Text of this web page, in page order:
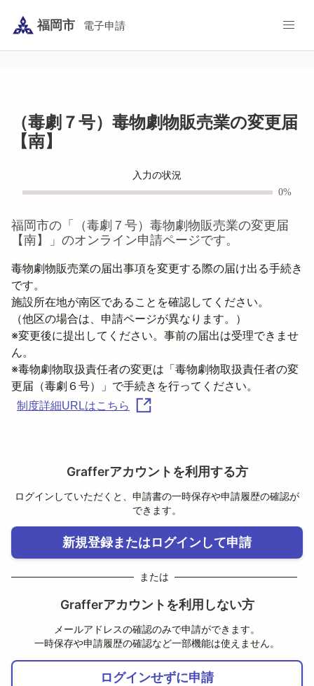
福岡市 電子申請
（毒劇７号）毒物劇物販売業の変更届
【南】
入力の状況
0%
福岡市の「
（毒劇７号）毒物劇物販売業の変更届
【南】
」のオンライン申請ページです。
毒物劇物販売業の届出事項を変更する際の届け出る手続き
です。
施設所在地が南区であることを確認してください。
（他区の場合は、申請ページが異なります。）
※変更後に提出してください。事前の届出は受理できませ
ん。
※毒物劇物取扱責任者の変更は「毒物劇物取扱責任者の変
制度詳細URLはこちら
Grafferアカウントを利用する方
ログインしていただくと、申請書の一時保存や申請履歴の確認が
できます。
新規登録またはログインして申請
または
Grafferアカウントを利用しない方
メールアドレスの確認のみで申請ができます。
一時保存や申請履歴の確認など一部機能は使えません。
ログインせずに申請